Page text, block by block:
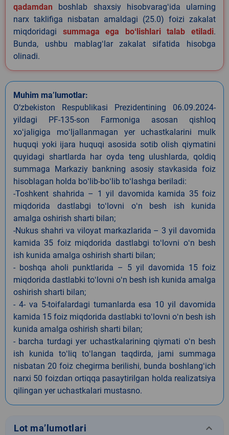
qadamdan boshlab shaxsiy hisobvaragʻida ularning
narx taklifiga nisbatan amaldagi (25.0) foizi zakalat
miqdoridagi summaga ega boʻlishlari talab etiladi.
Bunda, ushbu mablagʻlar zakalat sifatida hisobga
olinadi.
Muhim ma’lumotlar:
O‘zbekiston Respublikasi Prezidentining 06.09.2024-
yildagi PF-135-son Farmoniga asosan qishloq
xoʻjaligiga moʻljallanmagan yer uchastkalarini mulk
huquqi yoki ijara huquqi asosida sotib olish qiymatini
quyidagi shartlarda har oyda teng ulushlarda, qoldiq
summaga Markaziy bankning asosiy stavkasida foiz
hisoblagan holda boʻlib-boʻlib toʻlashga beriladi:
-Toshkent shahrida – 1 yil davomida kamida 35 foiz
miqdorida dastlabgi toʻlovni oʻn besh ish kunida
amalga oshirish sharti bilan;
-Nukus shahri va viloyat markazlarida – 3 yil davomida
kamida 35 foiz miqdorida dastlabgi toʻlovni oʻn besh
ish kunida amalga oshirish sharti bilan;
- boshqa aholi punktlarida – 5 yil davomida 15 foiz
miqdorida dastlabki toʻlovni oʻn besh ish kunida amalga
oshirish sharti bilan;
- 4- va 5-toifalardagi tumanlarda esa 10 yil davomida
kamida 15 foiz miqdorida dastlabki toʻlovni oʻn besh ish
kunida amalga oshirish sharti bilan;
- barcha turdagi yer uchastkalarining qiymati oʻn besh
ish kunida toʻliq toʻlangan taqdirda, jami summaga
nisbatan 20 foiz chegirma berilishi, bunda boshlangʻich
narxi 50 foizdan ortiqqa pasaytirilgan holda realizatsiya
qilingan yer uchastkalari mustasno.
Lot ma’lumotlari keyboard_arrow_down